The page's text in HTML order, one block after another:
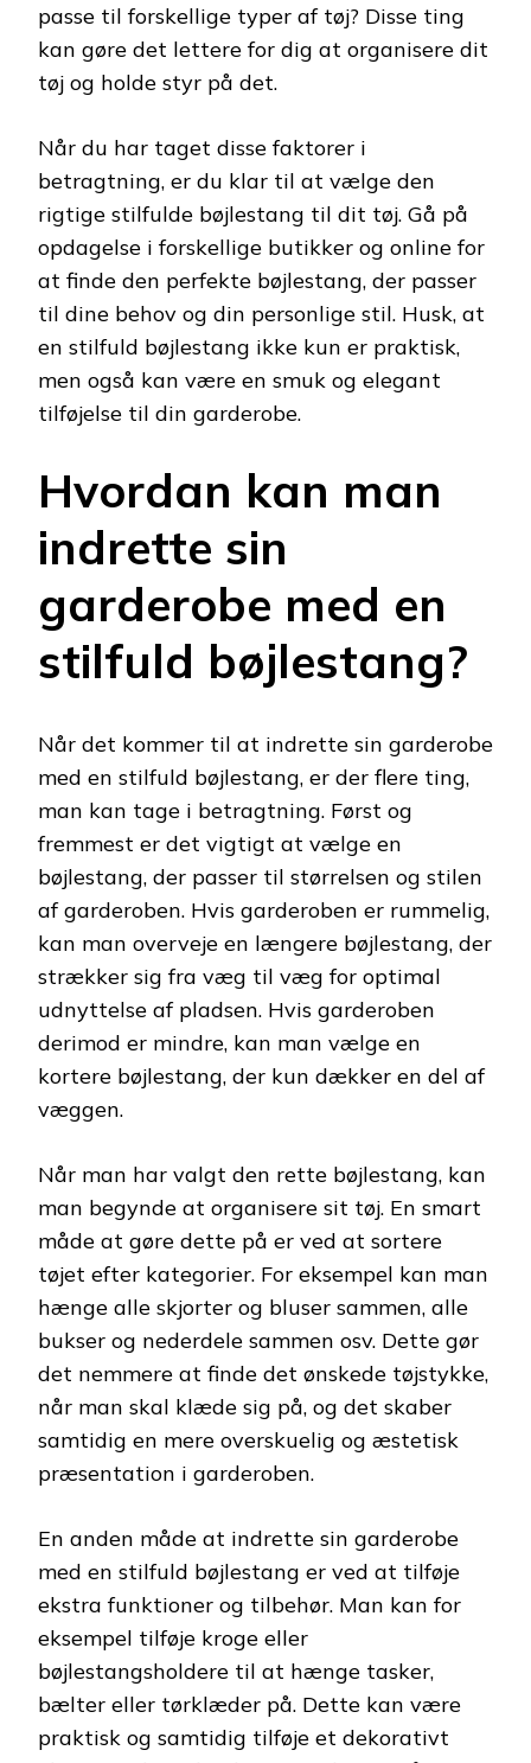
passe til forskellige typer af tøj? Disse ting
kan gøre det lettere for dig at organisere dit
tøj og holde styr på det.
Når du har taget disse faktorer i
betragtning, er du klar til at vælge den
rigtige stilfulde bøjlestang til dit tøj. Gå på
opdagelse i forskellige butikker og online for
at finde den perfekte bøjlestang, der passer
til dine behov og din personlige stil. Husk, at
en stilfuld bøjlestang ikke kun er praktisk,
men også kan være en smuk og elegant
tilføjelse til din garderobe.
Hvordan kan man
indrette sin
garderobe med en
stilfuld bøjlestang?
Når det kommer til at indrette sin garderobe
med en stilfuld bøjlestang, er der flere ting,
man kan tage i betragtning. Først og
fremmest er det vigtigt at vælge en
bøjlestang, der passer til størrelsen og stilen
af ​​garderoben. Hvis garderoben er rummelig,
kan man overveje en længere bøjlestang, der
strækker sig fra væg til væg for optimal
udnyttelse af pladsen. Hvis garderoben
derimod er mindre, kan man vælge en
kortere bøjlestang, der kun dækker en del af
væggen.
Når man har valgt den rette bøjlestang, kan
man begynde at organisere sit tøj. En smart
måde at gøre dette på er ved at sortere
tøjet efter kategorier. For eksempel kan man
hænge alle skjorter og bluser sammen, alle
bukser og nederdele sammen osv. Dette gør
det nemmere at finde det ønskede tøjstykke,
når man skal klæde sig på, og det skaber
samtidig en mere overskuelig og æstetisk
præsentation i garderoben.
En anden måde at indrette sin garderobe
med en stilfuld bøjlestang er ved at tilføje
ekstra funktioner og tilbehør. Man kan for
eksempel tilføje kroge eller
bøjlestangsholdere til at hænge tasker,
bælter eller tørklæder på. Dette kan være
praktisk og samtidig tilføje et dekorativt